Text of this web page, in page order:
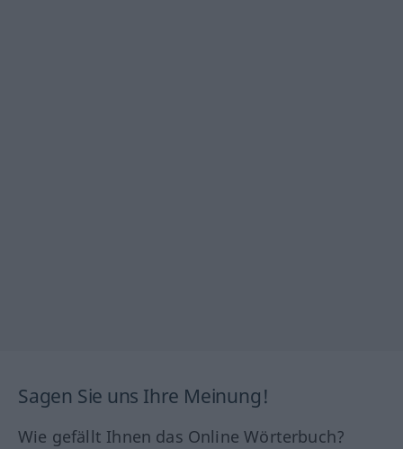
Sagen Sie uns Ihre Meinung!
Wie gefällt Ihnen das Online Wörterbuch?